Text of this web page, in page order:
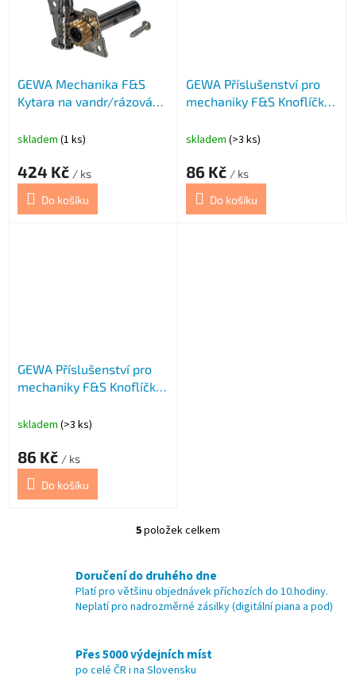
GEWA Mechanika F&S
Kytara na vandr/rázová
skladem (1 ks)
424 Kč / ks
Do košíku
GEWA Příslušenství pro
mechaniky F&S Knoflíčky
skladem (>3 ks)
86 Kč / ks
Do košíku
GEWA Příslušenství pro
mechaniky F&S Knoflíčky
skladem (>3 ks)
86 Kč / ks
Do košíku
O
l
á
d
a
p
r
5položek celkem
Doručení do druhého dne
Platí pro většinu objednávek příchozích do 10.hodiny.
Neplatí pro nadrozměrné zásilky (digitální piana a pod)
Přes 5000 výdejních míst
po celé ČR i na Slovensku